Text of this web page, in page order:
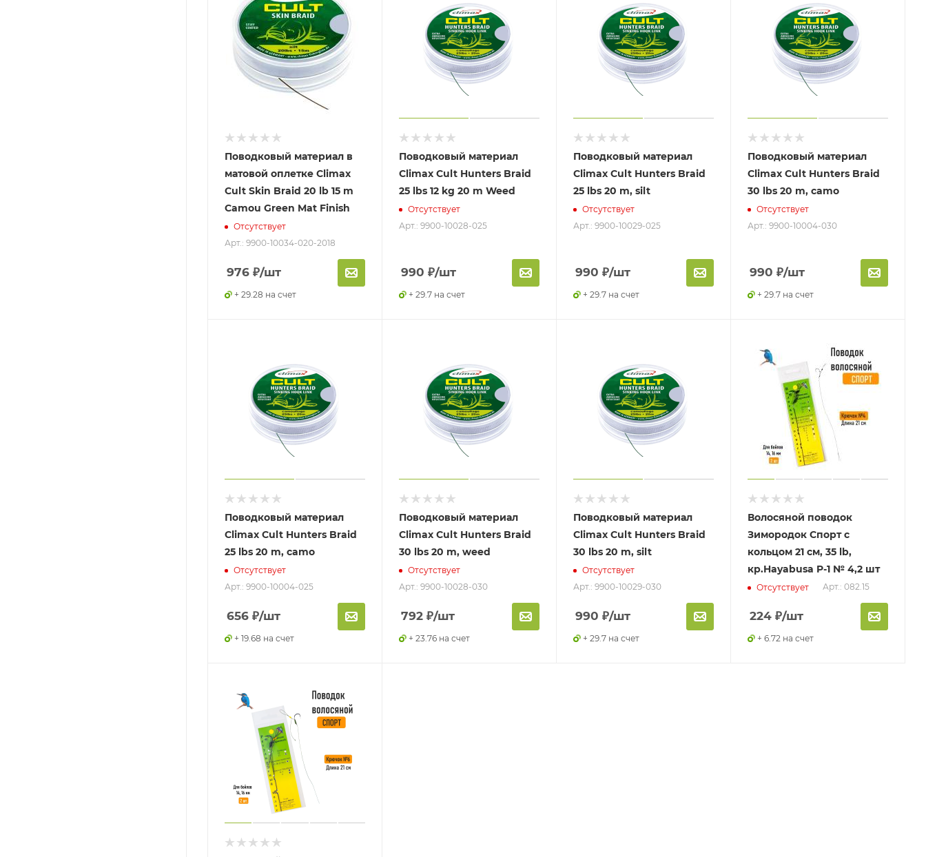
Поводковый материал в
матовой оплетке Climax
Cult Skin Braid 20 lb 15 m
Camou Green Mat Finish
Отсутствует
Арт.: 9900-10034-020-2018
976 ₽/шт
+ 29.28 на счет
Поводковый материал
Climax Cult Hunters Braid
25 lbs 12 kg 20 m Weed
Отсутствует
Арт.: 9900-10028-025
990 ₽/шт
+ 29.7 на счет
Поводковый материал
Climax Cult Hunters Braid
25 lbs 20 m, silt
Отсутствует
Арт.: 9900-10029-025
990 ₽/шт
+ 29.7 на счет
Поводковый материал
Climax Cult Hunters Braid
30 lbs 20 m, camo
Отсутствует
Арт.: 9900-10004-030
990 ₽/шт
+ 29.7 на счет
Поводковый материал
Climax Cult Hunters Braid
25 lbs 20 m, camo
Отсутствует
Арт.: 9900-10004-025
656 ₽/шт
+ 19.68 на счет
Поводковый материал
Climax Cult Hunters Braid
30 lbs 20 m, weed
Отсутствует
Арт.: 9900-10028-030
792 ₽/шт
+ 23.76 на счет
Поводковый материал
Climax Cult Hunters Braid
30 lbs 20 m, silt
Отсутствует
Арт.: 9900-10029-030
990 ₽/шт
+ 29.7 на счет
Волосяной поводок
Зимородок Спорт с
кольцом 21 см, 35 lb,
кр.Hayabusa P-1 № 4,2 шт
Отсутствует Арт.: 082.15
224 ₽/шт
+ 6.72 на счет